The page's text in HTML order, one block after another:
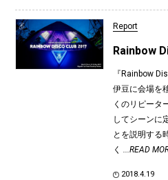
Report
Rainbow
『Rainbow
伊豆に会場を
くのリピータ
してシーンに
とを説明する
く ...READ
2018.4.19